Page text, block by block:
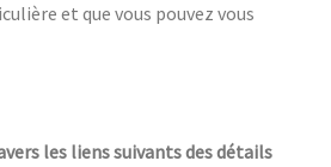
et que vous pouvez vous
les liens suivants des détails